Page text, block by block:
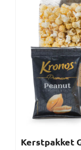
Kerstpakket